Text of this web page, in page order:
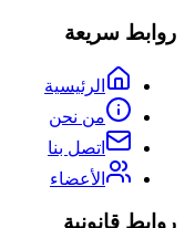
روابط سريعة
الرئيسية
من نحن
اتصل بنا
الأعضاء
روابط قانونية